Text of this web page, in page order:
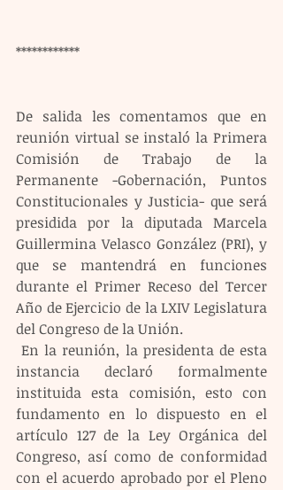
************
De salida les comentamos que en
reunión virtual se instaló la Primera
Comisión de Trabajo de la
Permanente -Gobernación, Puntos
Constitucionales y Justicia- que será
presidida por la diputada Marcela
Guillermina Velasco González (PRI), y
que se mantendrá en funciones
durante el Primer Receso del Tercer
Año de Ejercicio de la LXIV Legislatura
del Congreso de la Unión.
En la reunión, la presidenta de esta
instancia declaró formalmente
instituida esta comisión, esto con
fundamento en lo dispuesto en el
artículo 127 de la Ley Orgánica del
Congreso, así como de conformidad
con el acuerdo aprobado por el Pleno